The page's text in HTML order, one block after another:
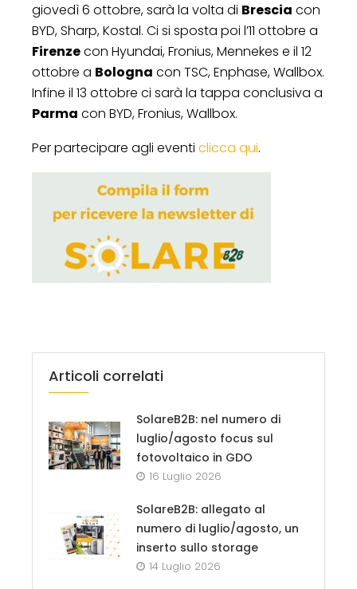
giovedì 6 ottobre, sarà la volta di Brescia con
BYD, Sharp, Kostal. Ci si sposta poi l’11 ottobre a
Firenzecon Hyundai, Fronius, Mennekes e il 12
ottobre a Bologna con TSC, Enphase, Wallbox.
Infine il 13 ottobre ci sarà la tappa conclusiva a
Parma con BYD, Fronius, Wallbox.
Per partecipare agli eventi clicca qui.
Articoli correlati
SolareB2B: nel numero di
luglio/agosto focus sul
fotovoltaico in GDO
16 Luglio 2026
SolareB2B: allegato al
numero di luglio/agosto, un
inserto sullo storage
14 Luglio 2026